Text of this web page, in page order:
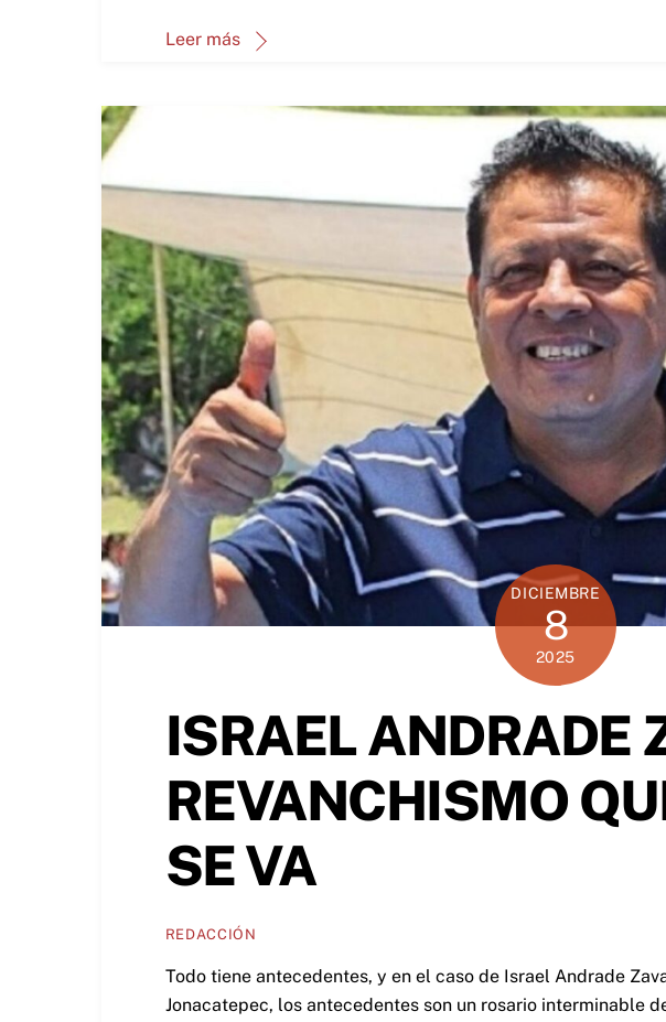
Leer más
DICIEMBRE
8
2025
ISRAEL ANDRADE
REVANCHISMO
SE VA
REDACCIÓN
Todo tiene antecedentes, y en el caso de Israel Andrade
Jonacatepec, los antecedentes son un rosario interminable